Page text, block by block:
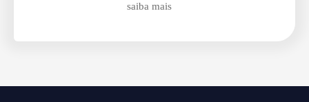
saiba mais